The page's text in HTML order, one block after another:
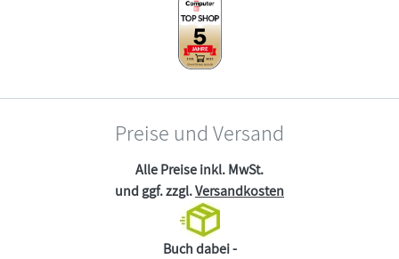
Preise und Versand
Alle Preise inkl. MwSt.
und ggf. zzgl.Versandkosten
Buch dabei -